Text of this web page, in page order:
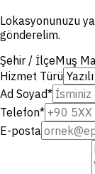
Lokasyonunuzu
gönderelim.
Şehir / İlçeMuş
Hizmet Türü
Ad Soyad*
Telefon*
E-posta